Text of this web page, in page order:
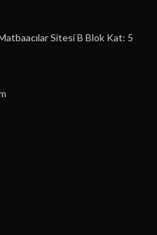
Sitesi B Blok Kat: 5